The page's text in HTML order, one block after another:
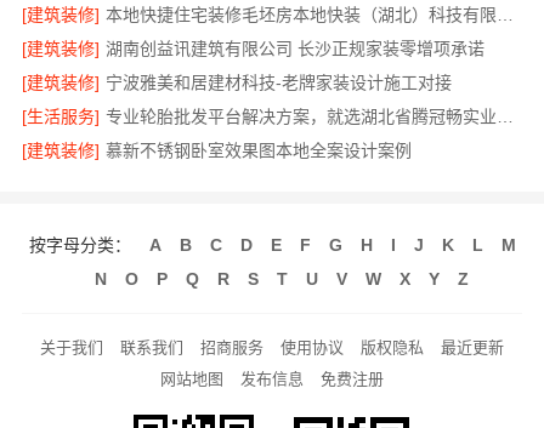
[建筑装修]
[建筑装修] 湖南创益讯建筑有限公司 长沙正规家装零增项承诺
[建筑装修] 宁波雅美和居建材科技-老牌家装设计施工对接
[生活服务]
[建筑装修] 慕新不锈钢卧室效果图本地全案设计案例
按字母分类： A B C D E F G H I J K L
M
N
O P Q R S T U V W X Y Z
关于我们 联系我们 招商服务 使用协议 版权隐私
最近更新
网站地图
发布信息 免费注册